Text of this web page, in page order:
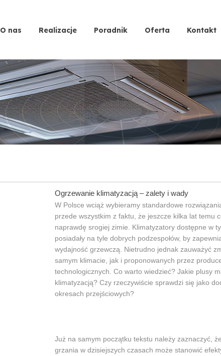
O nas Realizacje Poradnik Oferta Kontakt
Ogrzewanie klimatyzacją – zalety i wady
W Polsce wciąż wybieramy standardowe
przede wszystkim z faktu, że jeszcze kilka lat temu
naprawdę srogiej zimie. Klimatyzatory dostępne w
posiadały na tyle dobrych podzespołów, by
wydajność grzewczą. Nietrudno jednak zauważyć
samym klimacie, jak i proponowanych przez
technologicznych. Co warto wiedzieć? Jakie plusy
klimatyzacją? Czy rzeczywiście sprawdzi się jako
okresach przejściowych?
Już na samym początku tekstu należy zaznaczyć,
grzania w dzisiejszych czasach może stanowić